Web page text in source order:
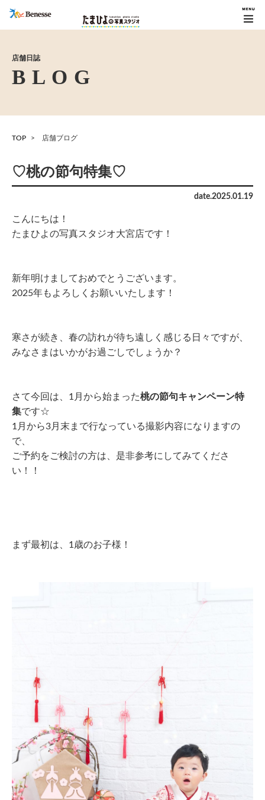
店舗日誌
TOP 店舗ブログ
♡桃の節句特集♡
date.2025.01.19
こんにちは！
たまひよの写真スタジオ大宮店です！
新年明けましておめでとうございます。
2025年もよろしくお願いいたします！
寒さが続き、春の訪れが待ち遠しく感じる日々ですが、
みなさまはいかがお過ごしでしょうか？
さて今回は、1月から始まった桃の節句キャンペーン特
集です☆
1月から3月末まで行なっている撮影内容になりますの
で、
ご予約をご検討の方は、是非参考にしてみてくださ
い！！
まず最初は、1歳のお子様！